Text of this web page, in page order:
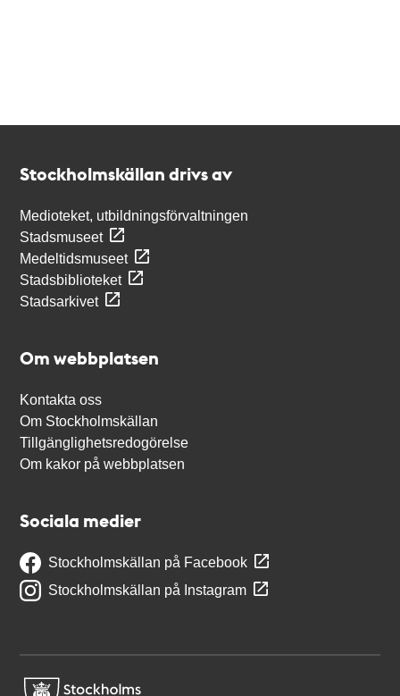
Stockholmskällan drivs av
Medioteket, utbildningsförvaltningen
Stadsmuseet
Medeltidsmuseet
Stadsbiblioteket
Stadsarkivet
Om webbplatsen
Kontakta oss
Om Stockholmskällan
Tillgänglighetsredogörelse
Om kakor på webbplatsen
Sociala medier
Stockholmskällan på Facebook
Stockholmskällan på Instagram